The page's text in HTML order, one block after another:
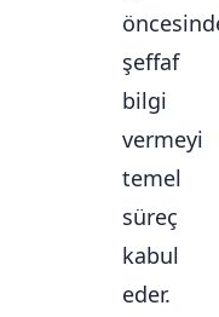
şeffaf
bilgi
vermeyi
temel
süreç
kabul
eder.